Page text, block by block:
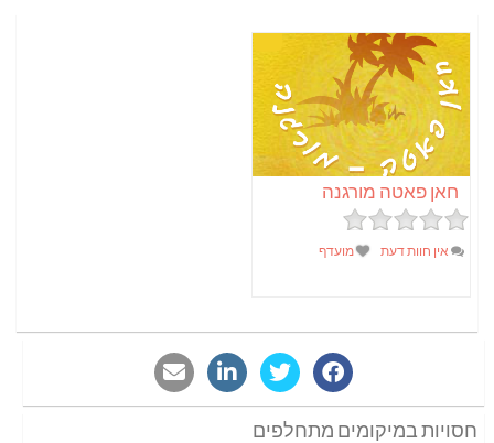
חאן פאטה מורגנה
אין חוות דעת מועדף
חסויות במיקומים מתחלפים